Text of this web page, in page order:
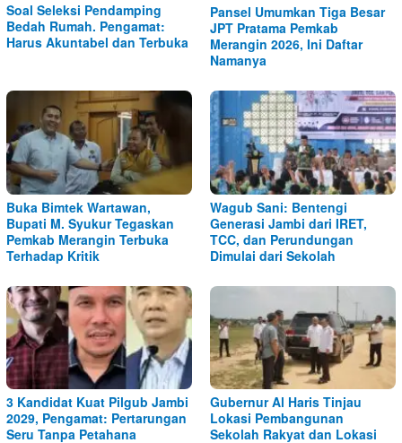
Soal Seleksi Pendamping
Bedah Rumah. Pengamat:
Harus Akuntabel dan Terbuka
Pansel Umumkan Tiga Besar
JPT Pratama Pemkab
Merangin 2026, Ini Daftar
Namanya
Buka Bimtek Wartawan,
Bupati M. Syukur Tegaskan
Pemkab Merangin Terbuka
Terhadap Kritik
Wagub Sani: Bentengi
Generasi Jambi dari IRET,
TCC, dan Perundungan
Dimulai dari Sekolah
3 Kandidat Kuat Pilgub Jambi
2029, Pengamat: Pertarungan
Seru Tanpa Petahana
Gubernur Al Haris Tinjau
Lokasi Pembangunan
Sekolah Rakyat dan Lokasi